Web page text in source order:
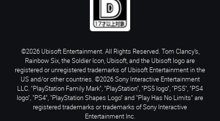
©2026 Ubisoft Entertainment. All Rights Reserved. Tom Clancy’s,
Rainbow Six, the Soldier Icon, Ubisoft, and the Ubisoft logo are
registered or unregistered trademarks of Ubisoft Entertainment in the
US and/or other countries. ©2026 Sony Interactive Entertainment
LLC. "PlayStation Family Mark", "PlayStation", "PS5 logo", "PS5", "PS4
logo", "PS4", "PlayStation Shapes Logo" and "Play Has No Limits" are
registered trademarks or trademarks of Sony Interactive
Entertainment Inc.